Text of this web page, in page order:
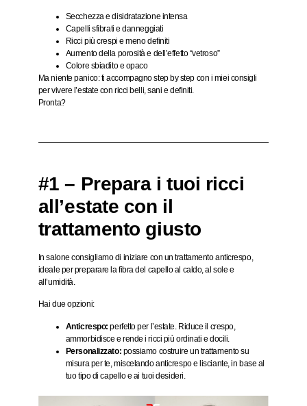
Secchezza e disidratazione intensa
Capelli sfibrati e danneggiati
Ricci più crespi e meno definiti
Aumento della porosità e dell’effetto “vetroso”
Colore sbiadito e opaco
Ma niente panico: ti accompagno step by step con i miei consigli
pervivere l’estate con ricci belli, sani e definiti
Pronta?
#1 – Prepara i tuoi ricci
all’estate con il
trattamento giusto
In salone consigliamo di iniziare con untrattamento anticrespo,
ideale per preparare la fibra del capello al caldo, al sole e
all’umidità.
Hai due opzioni:
Anticrespo: perfetto per l’estate. Riduce il crespo,
ammorbidisce e rende i ricci più ordinati e docili.
Personalizzato: possiamo costruire un trattamento su
misura per te, miscelando anticrespo e lisciante, in base al
tuo tipo di capello e ai tuoi desideri.